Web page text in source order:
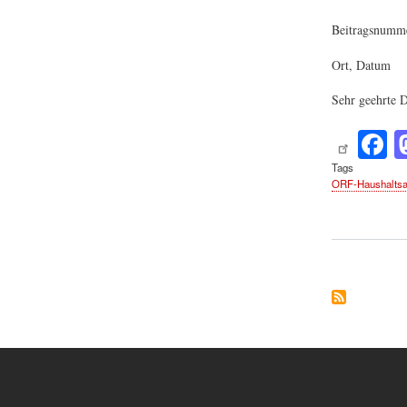
Ort, Datum
Sehr geehrte
Tags
ORF-